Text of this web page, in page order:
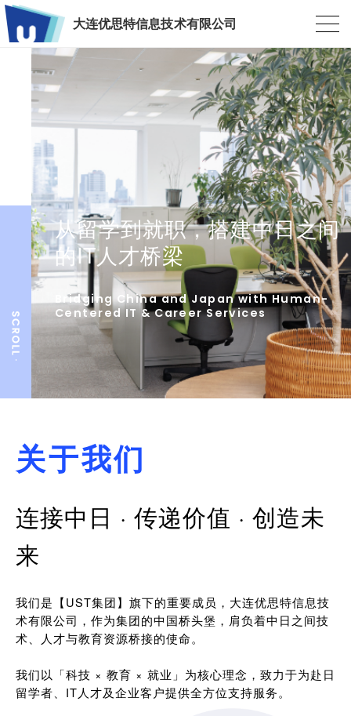
大连优思特信息技术有限公司
从留学到就职，搭建中日之间
的IT人才桥梁
Bridging China and Japan with Human-
Centered IT & Career Services
关于我们
连接中日 · 传递价值 · 创造未
来
我们是【UST集团】旗下的重要成员，大连优思特信息技
术有限公司，作为集团的中国桥头堡，肩负着中日之间技
术、人才与教育资源桥接的使命。
我们以「科技 × 教育 × 就业」为核心理念，致力于为赴日
留学者、IT人才及企业客户提供全方位支持服务。